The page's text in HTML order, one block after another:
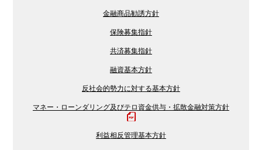
金融商品勧誘方針
保険募集指針
共済募集指針
融資基本方針
反社会的勢力に対する基本方針
マネー・ローンダリング及びテロ資金供与・拡散金融対策方針
利益相反管理基本方針